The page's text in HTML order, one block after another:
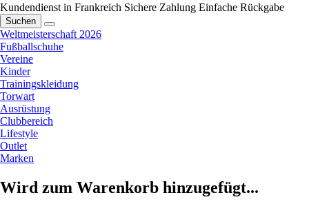
Kundendienst in Frankreich Sichere Zahlung Einfache Rückgabe
Suchen
Weltmeisterschaft 2026
Fußballschuhe
Vereine
Kinder
Trainingskleidung
Torwart
Ausrüstung
Clubbereich
Lifestyle
Outlet
Marken
Wird zum Warenkorb hinzugefügt...